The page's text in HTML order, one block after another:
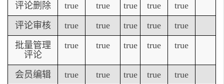
评论删除 true true true true
true
评论审核
true true true true
true
批量管理
评论
true true true true true
会员编辑 true true true true
true